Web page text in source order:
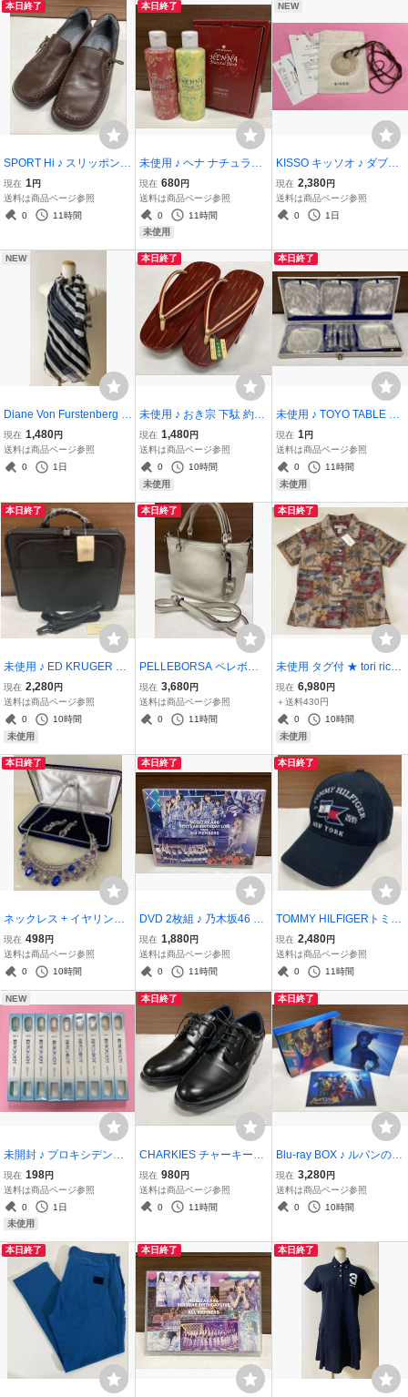
本日終了
SPORT Hi ♪ スリッポン
紐靴 幅広 婦人靴 24cm E
EE 茶 ブラウン ウォーキ
ングシューズ
現在 1 円
送料は商品ページ参照
0
11時間
本日終了
未使用 ♪ ヘナ ナチュラル
ハーブ シャンプー コンデ
ィショナー 300ml 2点セ
ット
現在 680円
送料は商品ページ参照
0
11時間
未使用
NEW
KISSO キッソオ ♪ ダブル
リング ネックレス ペンダ
ント メガネホルダー 保存
袋付
現在 2,380円
送料は商品ページ参照
0
1日
NEW
Diane Von Furstenberg ダ
イアンフォンファステン
バーグ ★ ノースリーブ ト
ップス ブラック系 リボン
現在 1,480円
送料は商品ページ参照
0
1日
本日終了
未使用 ♪ おき宗 下駄 約23
cm 高さ5cm 和装小物
現在 1,480円
送料は商品ページ参照
0
10時間
未使用
本日終了
未使用 ♪ TOYO TABLE W
ARE ケーキ皿 フォーク 5
客セット シルバー ステン
レス
現在 1円
送料は商品ページ参照
0
11時間
未使用
本日終了
未使用 ♪ ED KRUGER エ
ドクルーガー ビジネスバ
ッグ ブリーフケース ショ
ルダー付 2WAY ブラック
黒 ナイロン
現在 2,280円
送料は商品ページ参照
0
10時間
未使用
本日終了
PELLEBORSA ペレボル
サ ♪ レザー 2WAYバッグ
ハンドバッグ ショルダー
バッグ 本革 ホワイト系 美
現在 3,680円
送料は商品ページ参照
0
11時間
本日終了
未使用 タグ付 ★ tori richa
rd トリリチャード アロハ
シャツ Sサイズ 魚 ウミガ
メ
現在 6,980円
＋送料430円
0
10時間
未使用
本日終了
ネックレス + イヤリング
2点セット ★ パーティ ダ
ンス 舞台衣装 ラインスト
ーン ブルー×パープル×ピ
現在 498円
送料は商品ページ参照
0
10時間
本日終了
DVD 2枚組 ♪ 乃木坂46 9t
h YEAR BIRTHDAY LIVE
2021.5.9 / 3rd MEMBERS
現在 1,880円
送料は商品ページ参照
0
11時間
本日終了
TOMMY HILFIGERトミ
ー・ヒルフィガ－ ♪ キャ
ップ CAP 野球帽 フリー
サイズ 綿100％ ブラック
現在 2,480円
送料は商品ページ参照
0
11時間
NEW
未開封 ♪ プロキシデント
歯ブラシ #611 22TUFT 9.
0mm ミディアム 9本セッ
ト
現在 198円
送料は商品ページ参照
0
1日
未使用
本日終了
CHARKIES チャーキーズ
♪ ビジネスシューズ 28cm
ブラック 紐靴 紳士靴 メン
ズ
現在 980円
送料は商品ページ参照
0
11時間
本日終了
Blu-ray BOX ♪ ルパンの娘
深田恭子 瀬戸康史 他 ブル
ーレイ
現在 3,280円
送料は商品ページ参照
0
10時間
本日終了 本日終了 本日終了